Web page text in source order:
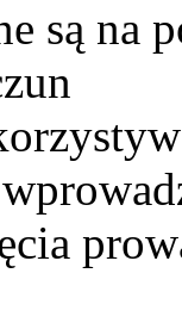
są na